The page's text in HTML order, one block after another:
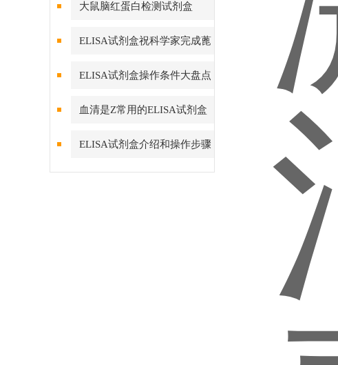
大鼠脑红蛋白检测试剂盒
ELISA试剂盒祝科学家完成蓖
麻基因组bZIP家族鉴定与表达分
ELISA试剂盒操作条件大盘点
血清是Z常用的ELISA试剂盒
ELISA试剂盒介绍和操作步骤